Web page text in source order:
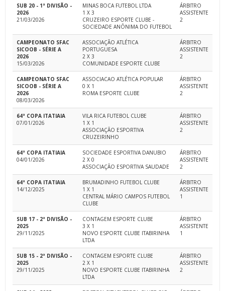
SUB 20 - 1ª DIVISÃO -
2026
21/03/2026
MINAS BOCA FUTEBOL LTDA
1 X 3
CRUZEIRO ESPORTE CLUBE -
SOCIEDADE ANÔNIMA DO FUTEBOL
ÁRBITRO
ASSISTENTE
2
CAMPEONATO SFAC
SICOOB - SÉRIE A
2026
15/03/2026
ASSOCIAÇÃO ATLÉTICA
PORTUGUESA
2 X 3
COMUNIDADE ESPORTE CLUBE
ÁRBITRO
ASSISTENTE
2
CAMPEONATO SFAC
SICOOB - SÉRIE A
2026
08/03/2026
ASSOCIACAO ATLÉTICA POPULAR
0 X 1
ROMA ESPORTE CLUBE
ÁRBITRO
ASSISTENTE
2
64ª COPA ITATIAIA
07/01/2026
VILA RICA FUTEBOL CLUBE
1 X 1
ASSOCIAÇÃO ESPORTIVA
CRUZEIRINHO
ÁRBITRO
ASSISTENTE
2
64ª COPA ITATIAIA
04/01/2026
SOCIEDADE ESPORTIVA DANUBIO
2 X 0
ASSOCIAÇÃO ESPORTIVA SAUDADE
ÁRBITRO
ASSISTENTE
2
64ª COPA ITATIAIA
14/12/2025
BRUMADINHO FUTEBOL CLUBE
1 X 1
CENTRAL MÁRIO CAMPOS FUTEBOL
CLUBE
ÁRBITRO
ASSISTENTE
1
SUB 17 - 2ª DIVISÃO -
2025
29/11/2025
CONTAGEM ESPORTE CLUBE
3 X 1
NOVO ESPORTE CLUBE ITABIRINHA
LTDA
ÁRBITRO
ASSISTENTE
1
SUB 15 - 2ª DIVISÃO -
2025
29/11/2025
CONTAGEM ESPORTE CLUBE
2 X 1
NOVO ESPORTE CLUBE ITABIRINHA
LTDA
ÁRBITRO
ASSISTENTE
2